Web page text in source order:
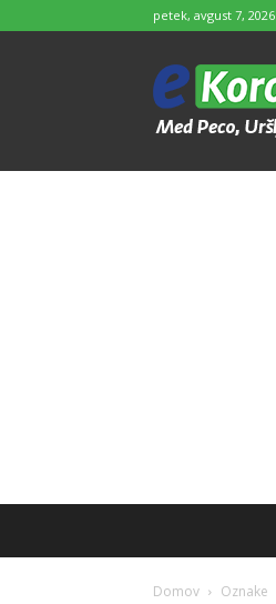
petek, avgust 7, 2026
e-
Koroška
Domov Oznake